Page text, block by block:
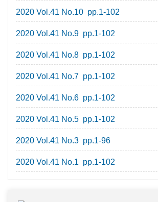
2020 Vol.41 No.10 pp.1-102
2020 Vol.41 No.9 pp.1-102
2020 Vol.41 No.8 pp.1-102
2020 Vol.41 No.7 pp.1-102
2020 Vol.41 No.6 pp.1-102
2020 Vol.41 No.5 pp.1-102
2020 Vol.41 No.3 pp.1-96
2020 Vol.41 No.1 pp.1-102